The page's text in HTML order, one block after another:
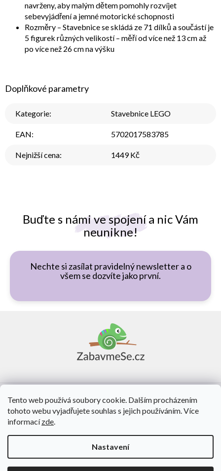
Tento web používá soubory cookie. Dalším procházením
tohoto webu vyjadřujete souhlas s jejich používáním. Více
informacízde.
Nastavení
Buďte s námi ve spojení a nic Vám
neunikne!
Nechte si zasílat pravidelný newsletter a o
všem se dozvíte jako první.
navrženy, aby malým dětem pomohly rozvíjet
sebevyjádření a jemné motorické schopnosti
Rozměry – Stavebnice se skládá ze 71 dílků a součástí je
5 figurek různých velikostí – měří od více než 13 cm až
po více než 26 cm na výšku
Doplňkové parametry
Kategorie: Stavebnice LEGO
EAN: 5702017583785
Nejnižší cena: 1449 Kč
O nás
Vytvořil Shoptet